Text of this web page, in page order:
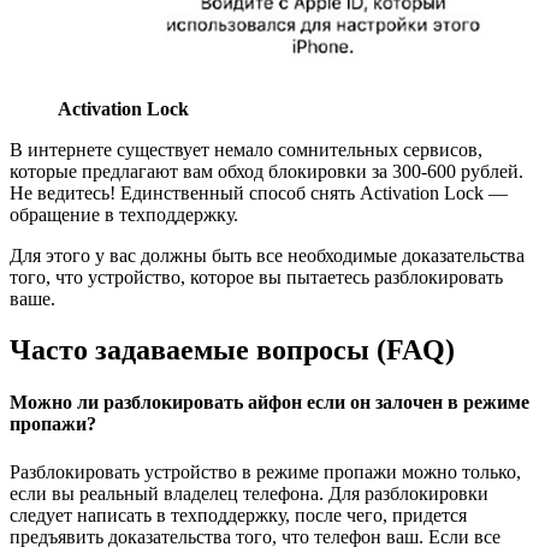
Activation Lock
В интернете существует немало сомнительных сервисов,
которые предлагают вам обход блокировки за 300-600 рублей.
Не ведитесь! Единственный способ снять Activation Lock —
обращение в техподдержку.
Для этого у вас должны быть все необходимые доказательства
того, что устройство, которое вы пытаетесь разблокировать
ваше.
Часто задаваемые вопросы (FAQ)
Можно ли разблокировать айфон если он залочен в режиме
пропажи?
Разблокировать устройство в режиме пропажи можно только,
если вы реальный владелец телефона. Для разблокировки
следует написать в техподдержку, после чего, придется
предъявить доказательства того, что телефон ваш. Если все